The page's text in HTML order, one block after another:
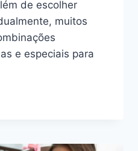
de escolher
muitos
e especiais para